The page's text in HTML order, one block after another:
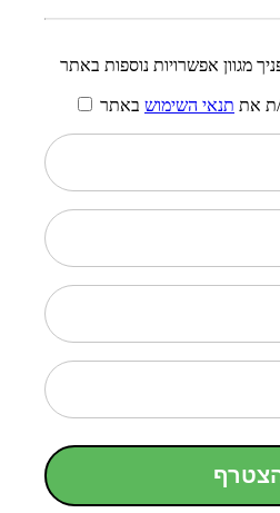
מגוון אפשרויות נוספות באתר
ת את תנאי השימוש באתר